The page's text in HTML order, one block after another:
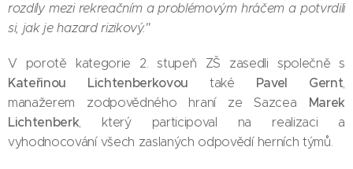
rozdíly mezi rekreačním a problémovým hráčem a potvrdili
si, jak je hazard rizikový."
V porotě kategorie 2. stupeň ZŠ zasedli společně s
Kateřinou Lichtenberkovoutaké Pavel Gernt,
manažerem zodpovědného hraní ze Sazcea Marek
Lichtenberk, který participoval na realizaci a
vyhodnocování všech zaslaných odpovědí herních týmů.